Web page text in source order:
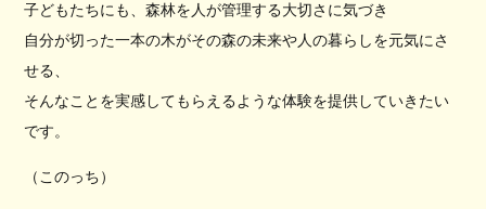
子どもたちにも、森林を人が管理する大切さに気づき
自分が切った一本の木がその森の未来や人の暮らしを元気にさ
せる、
そんなことを実感してもらえるような体験を提供していきたい
です。
（このっち）